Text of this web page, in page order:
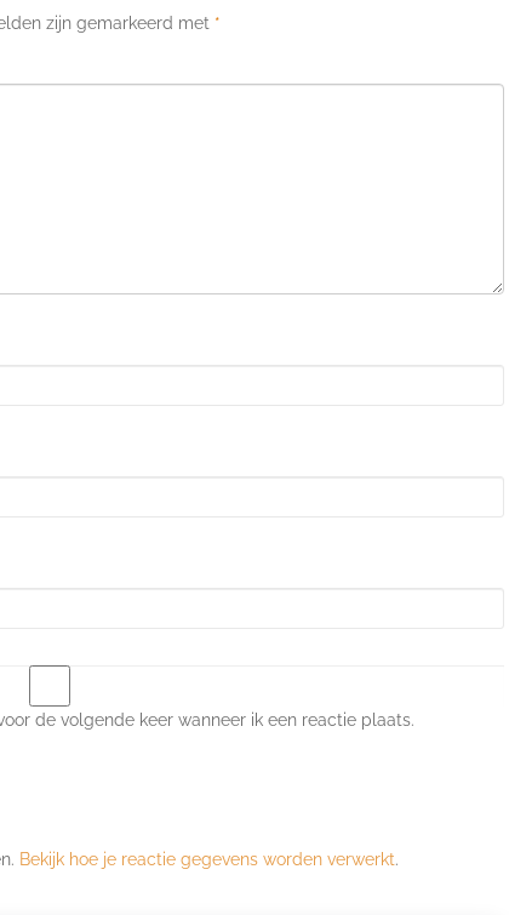
zijn gemarkeerd met *
de volgende keer wanneer ik een reactie plaats.
Bekijk hoe je reactie gegevens worden verwerkt.